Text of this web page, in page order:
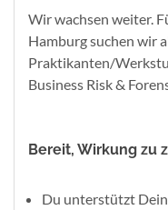
Wir wachsen weiter.
Hamburg suchen wir
Praktikanten/
Business Risk &
Bereit, Wirkung zu
Du unterstützt